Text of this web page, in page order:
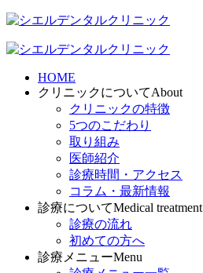
HOME
クリニックについてAbout
クリニックの特徴
5つのこだわり
取り組み
医師紹介
診療時間・アクセス
コラム・最新情報
診療についてMedical treatment
診療の流れ
初めての方へ
診療メニューMenu